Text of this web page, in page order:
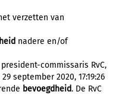
verzetten van
nadere en/of
commissaris RvC,
september 2020, 17:19:26
bevoegdheid. De RvC